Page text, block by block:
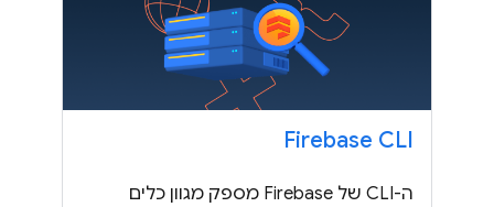
Firebase CLI
ה-CLI של Firebase מספק מגוון כלים